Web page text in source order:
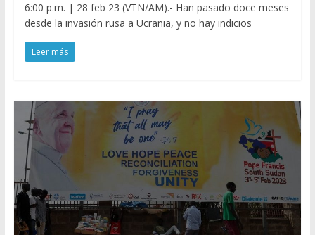
6:00 p.m. | 28 feb 23 (VTN/AM).- Han pasado doce meses
desde la invasión rusa a Ucrania, y no hay indicios
Leer más